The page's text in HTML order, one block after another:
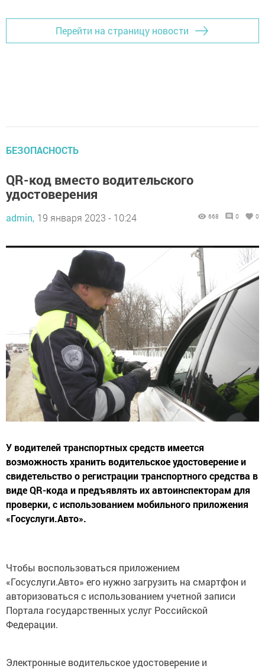
Перейти на страницу новости
БЕЗОПАСНОСТЬ
QR-код вместо водительского
удостоверения
admin, 19 января 2023 - 10:24 668 0 0
У водителей транспортных средств имеется
возможность хранить водительское удостоверение и
свидетельство о регистрации транспортного средства в
виде QR-кода и предъявлять их автоинспекторам для
проверки, с использованием мобильного приложения
«Госуслуги.Авто».
Чтобы воспользоваться приложением
«Госуслуги.Авто» его нужно загрузить на смартфон и
авторизоваться с использованием учетной записи
Портала государственных услуг Российской
Федерации.
Электронные водительское удостоверение и